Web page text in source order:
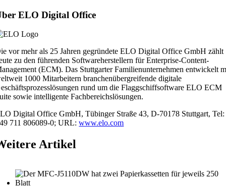
ELO Digital Office
vor mehr als 25 Jahren gegründete ELO Digital Office GmbH zählt
zu den führenden Softwareherstellern für Enterprise-Content-
(ECM). Das Stuttgarter Familienunternehmen entwickelt
1000 Mitarbeitern branchenübergreifende digitale
rund um die Flaggschiffsoftware ELO ECM
sowie intelligente Fachbereichslösungen.
Digital Office GmbH, Tübinger Straße 43, D-70178 Stuttgart, Tel:
711 806089-0; URL:www.elo.com
Artikel